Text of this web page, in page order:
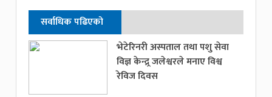
सर्वाधिक पढिएको
भेटेरिनरी अस्पताल तथा पशु सेवा
विज्ञ केन्द्र्र जलेश्वरले मनाए विश्व
रेविज दिवस